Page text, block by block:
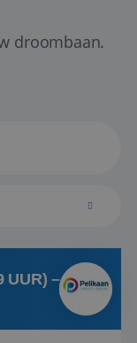
droombaan.
UUR) –